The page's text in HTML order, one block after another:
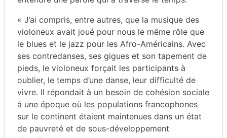
« J’ai compris, entre autres, que la musique des
violoneux avait joué pour nous le même rôle que
le blues et le jazz pour les Afro-Américains. Avec
ses contredanses, ses gigues et son tapement de
pieds, le violoneux forçait les participants à
oublier, le temps d’une danse, leur difficulté de
vivre. Il répondait à un besoin de cohésion sociale
à une époque où les populations francophones
sur le continent étaient maintenues dans un état
de pauvreté et de sous-développement